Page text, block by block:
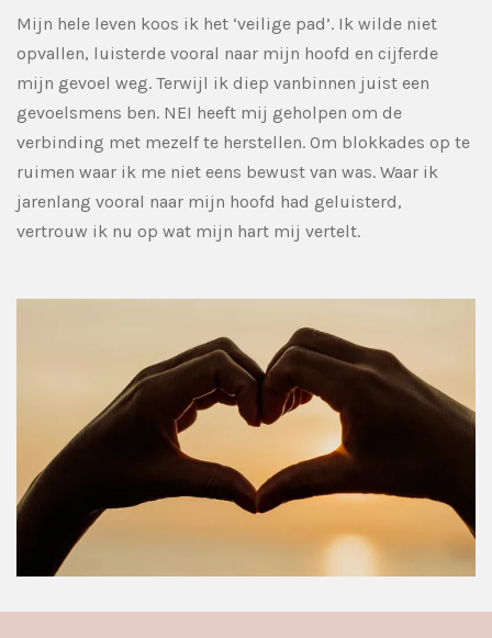
Mijn hele leven koos ik het ‘veilige pad’. Ik wilde niet
opvallen, luisterde vooral naar mijn hoofd en cijferde
mijn gevoel weg. Terwijl ik diep vanbinnen juist een
gevoelsmens ben. NEI heeft mij geholpen om de
verbinding met mezelf te herstellen. Om blokkades op te
ruimen waar ik me niet eens bewust van was. Waar ik
jarenlang vooral naar mijn hoofd had geluisterd,
vertrouw ik nu op wat mijn hart mij vertelt.